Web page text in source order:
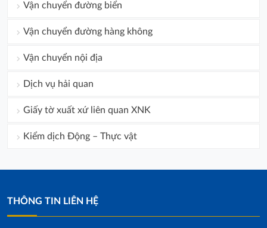
Vận chuyển đường biển
Vận chuyển đường hàng không
Vận chuyển nội địa
Dịch vụ hải quan
Giấy tờ xuất xứ liên quan XNK
Kiểm dịch Động – Thực vật
THÔNG TIN LIÊN HỆ